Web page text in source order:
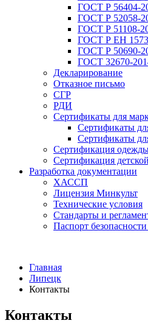
ГОСТ Р 56404-
ГОСТ Р 52058-
ГОСТ Р 51108-
ГОСТ Р ЕН
ГОСТ Р 50690-
ГОСТ 32670-
Декларирование
Отказное письмо
СГР
РДИ
Сертификаты для
Сертификаты
Сертификаты
Сертификация
Сертификация
Разработка документации
ХАССП
Лицензия Минкульт
Технические условия
Стандарты и
Паспорт
Главная
Липецк
Контакты
Контакты